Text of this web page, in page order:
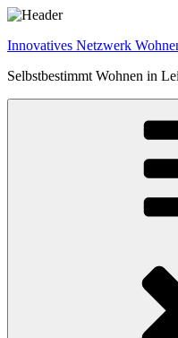
Zum
springen
Innovatives Netzwerk
Selbstbestimmt Wohnen in